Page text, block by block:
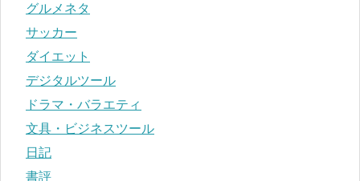
グルメネタ
サッカー
ダイエット
デジタルツール
ドラマ・バラエティ
文具・ビジネスツール
日記
書評